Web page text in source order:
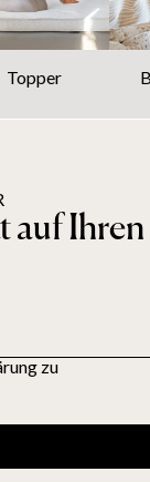
Topper
auf Ihren
zu